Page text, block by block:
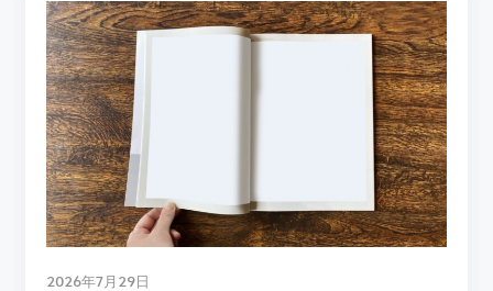
2026年7月29日